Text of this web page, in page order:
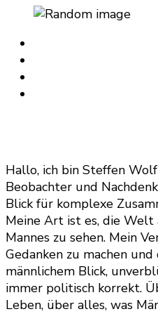
Hallo, ich bin Steffen
Beobachter und
Blick für komplexe
Meine Art ist es, die Welt
Mannes zu sehen. Mein
Gedanken zu machen
männlichem Blick,
immer politisch korrekt.
Leben, über alles, was